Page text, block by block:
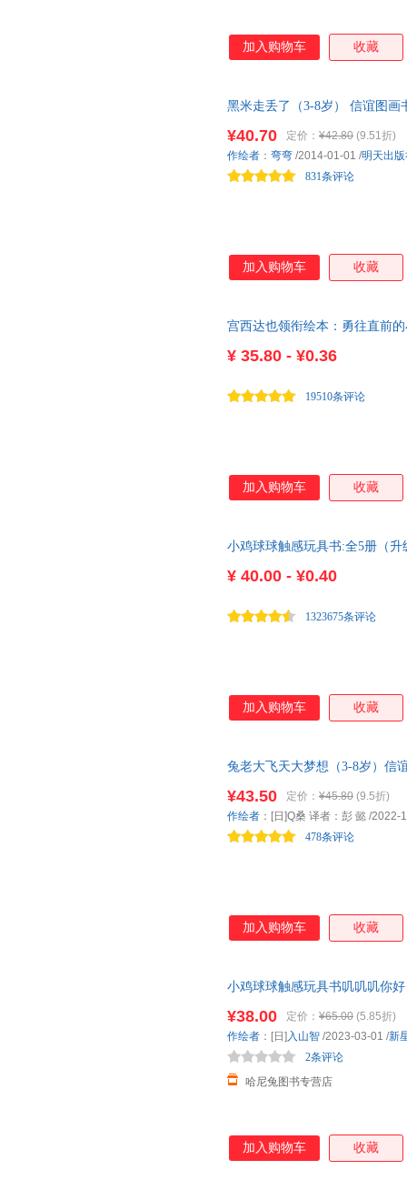
加入购物车 收藏
黑米走丢了（3-8岁） 信谊图
¥40.70 定价： ¥42.80 (9.51折)
831条评论
作绘者 ： 弯弯 /2014-01-01 /明天出
加入购物车 收藏
宫西达也领衔绘本：勇往直前
¥ 35.80 - ¥0.36
19510条评论
加入购物车 收藏
小鸡球球触感玩具书:全5册（
¥ 40.00 - ¥0.40
1323675条评论
加入购物车 收藏
兔老大飞天大梦想（3-8岁）信
¥43.50 定价： ¥45.80 (9.5折)
478条评论
作绘者 ：[日]Q桑 译者：彭 懿 /2022-
加入购物车 收藏
小鸡球球触感玩具书叽叽叽你
¥38.00 定价： ¥65.00 (5.85折)
哈尼兔图书专营店
2条评论
作绘者 ：[日] 入山智 /2023-03-01 /新
加入购物车 收藏